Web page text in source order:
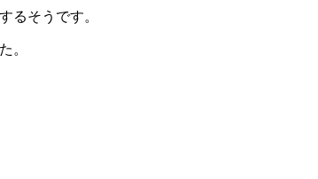
するそうです。
。